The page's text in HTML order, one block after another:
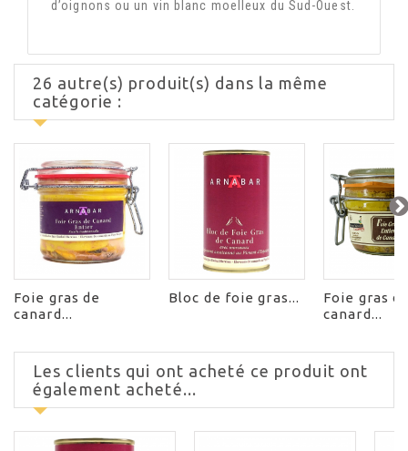
d’oignons ou un vin blanc moelleux du Sud-Ouest.
26 autre(s) produit(s) dans la même
catégorie :
Foie gras de
canard...
Bloc de foie gras...
Foie gras
canard...
Les clients qui ont acheté ce produit ont
également acheté...